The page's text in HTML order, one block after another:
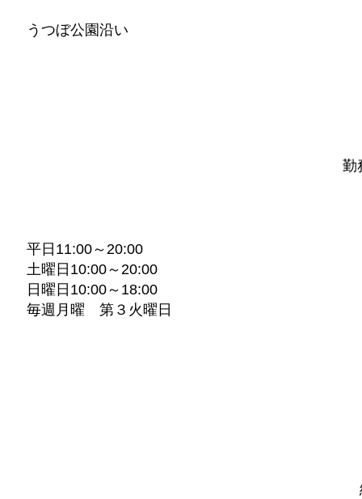
​うつぼ公園沿い
勤
平日11:00～20:00
土曜日10:00～20:00
日曜日10:00～18:00
毎週月曜 第３火曜日